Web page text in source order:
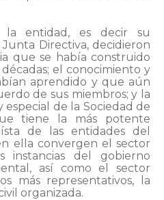
entidad, es decir su
Directiva, decidieron
que se había construido
el conocimiento y
aprendido y que aún
de sus miembros; y la
de la Sociedad de
tiene la más potente
de las entidades del
ella convergen el sector
instancias del gobierno
así como el sector
más representativos, la
organizada.